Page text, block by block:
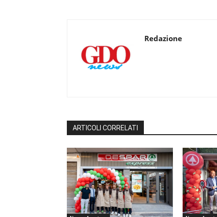
Redazione
ARTICOLI CORRELATI